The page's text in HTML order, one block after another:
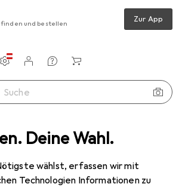
Deine Wahl.
wählst, erfassen wir mit
Technologien Informationen zu
und bestellen Zur App
Gewinde gezopft POS TBG /M4 ST 035